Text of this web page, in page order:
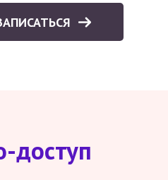
доступ